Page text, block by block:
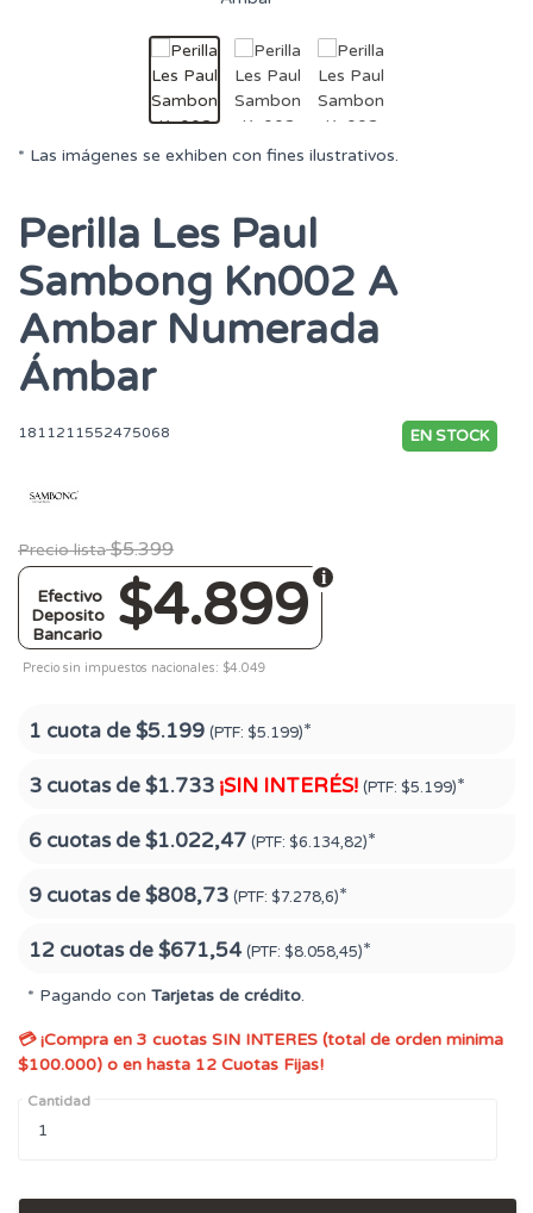
* Las imágenes se exhiben con fines ilustrativos.
Perilla Les Paul
Sambong Kn002 A
Ambar Numerada
Ámbar
1811211552475068 EN STOCK
Precio lista $5.399
$4.899
Efectivo
Deposito
Bancario
Precio sin impuestos nacionales: $4.049
1 cuota de$5.199 (PTF: $5.199)*
3 cuotas de$1.733 ¡SIN INTERÉS! (PTF: $5.199)*
6 cuotas de$1.022,47 (PTF: $6.134,82)*
9 cuotas de$808,73 (PTF: $7.278,6)*
12 cuotas de$671,54 (PTF: $8.058,45)*
* Pagando con Tarjetas de crédito.
💳 ¡Compra en 3 cuotas SIN INTERES (total de orden minima
$100.000) o en hasta 12 Cuotas Fijas!
Cantidad